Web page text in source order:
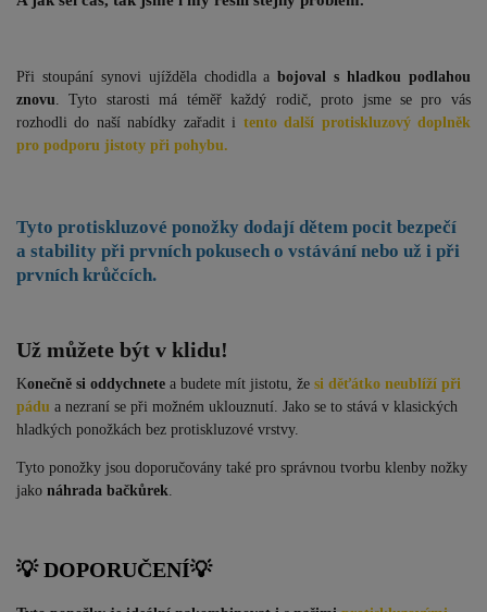
Při stoupání synovi ujížděla chodidla abojoval s hladkou podlahou
znovu. Tyto starosti má téměř každý rodič, proto jsme se pro vás
rozhodli do naší nabídky zařadit i tento další protiskluzový doplněk
pro podporu jistoty při pohybu.
Tyto protiskluzové ponožky dodají dětem pocit bezpečí
a stability při prvních pokusech o vstávání nebo už i při
prvních krůčcích.
Už můžete být v klidu!
Konečně si oddychnete a budete mít jistotu, že si děťátko neublíží při
pádu a nezraní se při možném uklouznutí. Jako se to stává v klasických
hladkých ponožkách bez protiskluzové vrstvy.
Tyto ponožky jsou doporučovány také pro správnou tvorbu klenby nožky
jako náhrada bačkůrek
💡 DOPORUČENÍ💡